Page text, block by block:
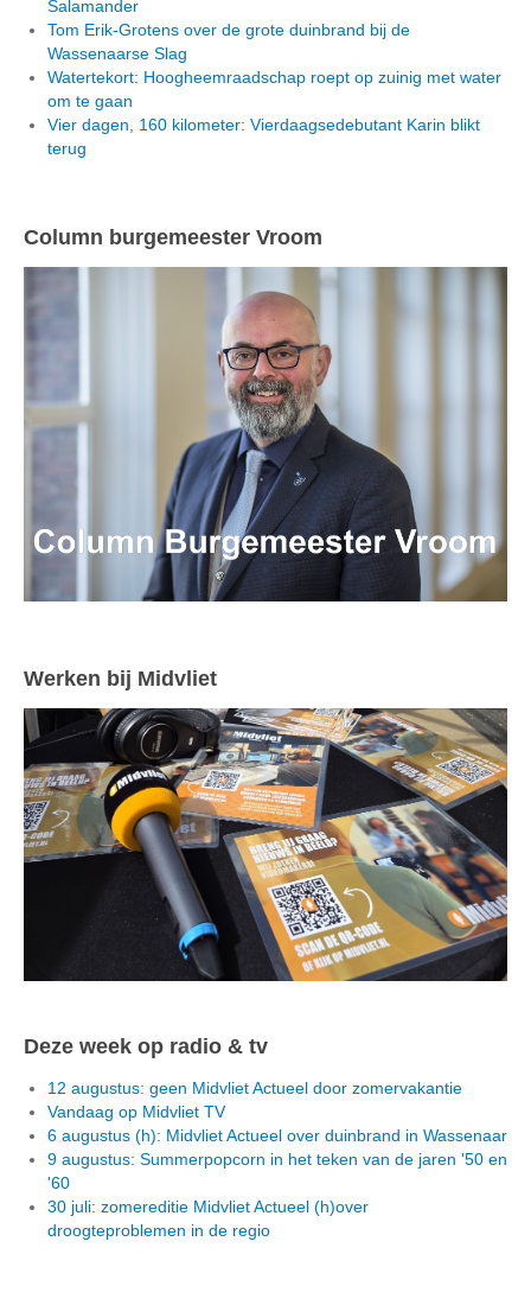
Salamander
Tom Erik-Grotens over de grote duinbrand bij de
Wassenaarse Slag
Watertekort: Hoogheemraadschap roept op zuinig met water
om te gaan
Vier dagen, 160 kilometer: Vierdaagsedebutant Karin blikt
terug
Column burgemeester Vroom
Werken bij Midvliet
Deze week op radio & tv
12 augustus: geen Midvliet Actueel door zomervakantie
Vandaag op Midvliet TV
6 augustus (h): Midvliet Actueel over duinbrand in Wassenaar
9 augustus: Summerpopcorn in het teken van de jaren '50 en
'60
30 juli: zomereditie Midvliet Actueel (h)over
droogteproblemen in de regio